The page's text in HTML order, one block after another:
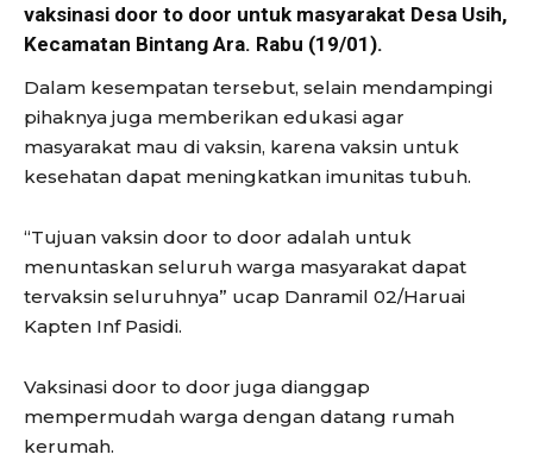
vaksinasi door to door untuk masyarakat Desa Usih,
Kecamatan Bintang Ara. Rabu (19/01).
Dalam kesempatan tersebut, selain mendampingi
pihaknya juga memberikan edukasi agar
masyarakat mau di vaksin, karena vaksin untuk
kesehatan dapat meningkatkan imunitas tubuh.
“Tujuan vaksin door to door adalah untuk
menuntaskan seluruh warga masyarakat dapat
tervaksin seluruhnya” ucap Danramil 02/Haruai
Kapten Inf Pasidi.
Vaksinasi door to door juga dianggap
mempermudah warga dengan datang rumah
kerumah.